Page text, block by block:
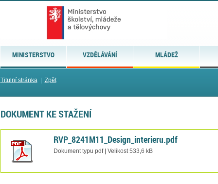
MINISTERSTVO VZDĚLÁVÁNÍ MLÁDEŽ
Titulní stránka| Zpět
DOKUMENT KE STAŽENÍ
RVP_8241M11_Design_interieru.pdf
Dokument typu pdf | Velikost 533,6 kB